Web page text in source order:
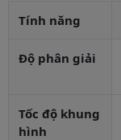
Tính năng
Độ phân giải
Tốc độ khung
hình